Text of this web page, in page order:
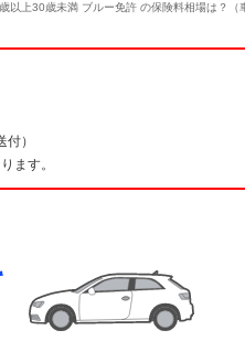
以上30歳未満 ブルー免許 の保険料相場は？（
）
ます。